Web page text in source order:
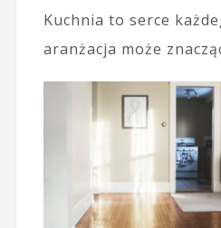
Kuchnia to serce
aranżacja może